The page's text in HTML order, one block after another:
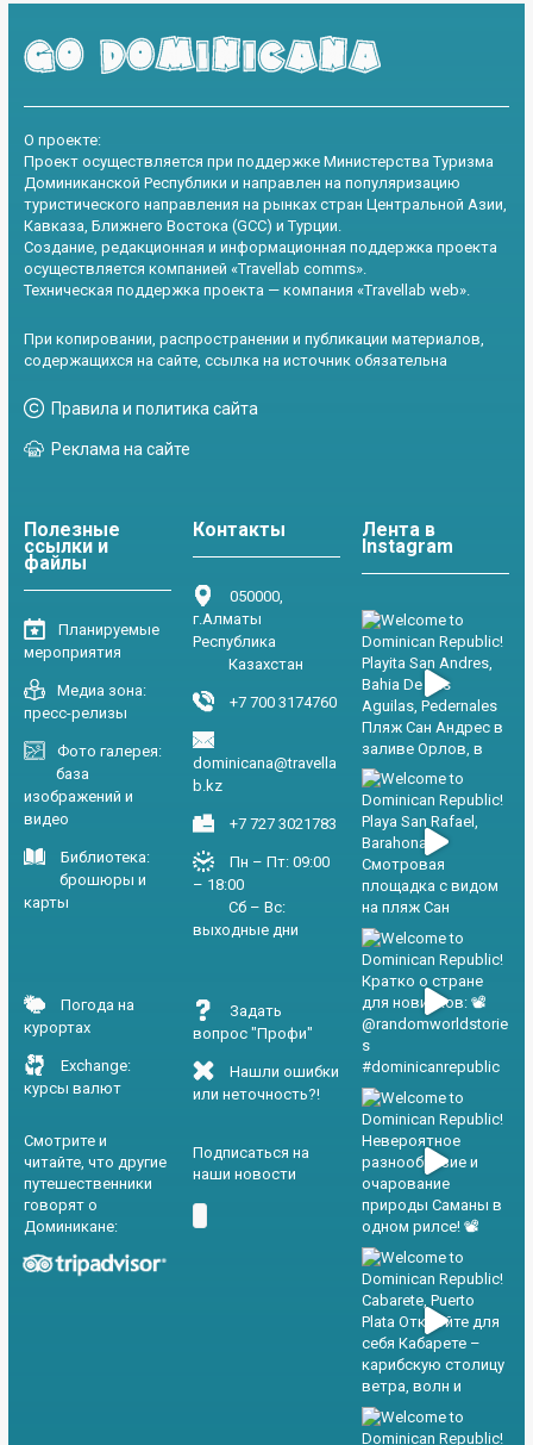
О проекте:
Проект осуществляется при поддержке Министерства Туризма
Доминиканской Республики и направлен на популяризацию
туристического направления на рынках стран Центральной Азии,
Кавказа, Ближнего Востока (GCC) и Турции.
Создание, редакционная и информационная поддержка проекта
осуществляется компанией «Travellab comms».
Техническая поддержка проекта — компания «Travellab web».
При копировании, распространении и публикации материалов,
содержащихся на сайте, ссылка на источник обязательна
Правила и политика сайта
Реклама на сайте
Полезные
ссылки и
файлы
Планируемые
мероприятия
Медиа зона:
пресс-релизы
Фото галерея:
база
изображений и
видео
Библиотека:
брошюры и
карты
Погода на
курортах
Exchange:
курсы валют
Смотрите и
читайте, что другие
путешественники
говорят о
Доминикане:
Контакты
050000,
г.Алматы
Республика
Казахстан
+7 700 3174760
dominicana@travella
b.kz
+7 727 3021783
Пн – Пт: 09:00
– 18:00
Сб – Вс:
выходные дни
Задать
вопрос "Профи"
Нашли ошибки
или неточность?!
Подписаться на
наши новости
Лента в
Instagram